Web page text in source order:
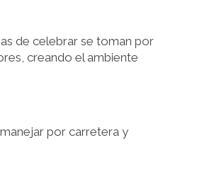
de celebrar se toman por
creando el ambiente
por carretera y